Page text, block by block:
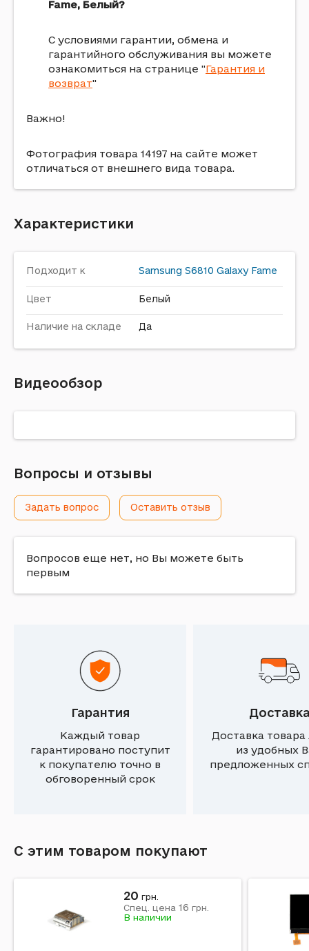
Fame, Белый?
С условиями гарантии, обмена и
гарантийного обслуживания вы можете
ознакомиться на странице "Гарантия и
возврат"
Важно!
Фотография товара 14197 на сайте может
отличаться от внешнего вида товара.
Характеристики
Подходит к Samsung S6810 Galaxy Fame
Цвет Белый
Наличие на складе Да
Видеообзор
Вопросы и отзывы
Задать вопрос Оставить отзыв
Вопросов еще нет, но Вы можете быть
первым
Гарантия
Каждый товар
гарантировано поступит
к покупателю точно в
обговоренный срок
Доставка
из удобных
предложенных
С этим товаром покупают
20 грн.
Спец. цена 16 грн.
В наличии